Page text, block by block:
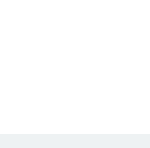
★台灣十大觀光小
祠→浯島城隍廟→
走訪後浦古樸小
探後浦城鎮老街
嚐在地美味.ᐟ.ᐟ
羅全金門在地名